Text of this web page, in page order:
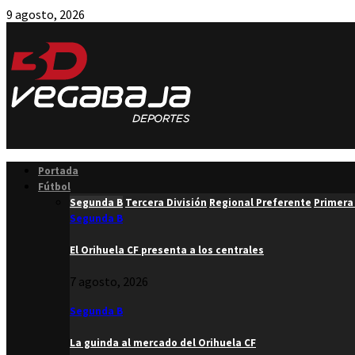
9 agosto, 2026
Portada
Fútbol
Segunda B Tercera División Regional Preferente
Segunda B
El Orihuela CF presenta a los centrales
7 agosto, 2026
Segunda B
La guinda al mercado del Orihuela CF